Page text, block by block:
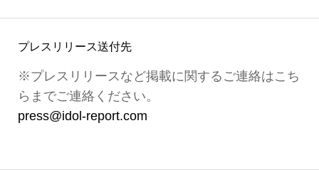
プレスリリース送付先
※プレスリリースなど掲載に関するご連絡はこち
らまでご連絡ください。
press@idol-report.com